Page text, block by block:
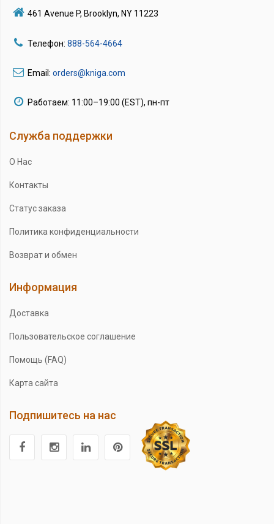
461 Avenue P, Brooklyn, NY 11223
Телефон: 888-564-4664
Email: orders@kniga.com
Работаем: 11:00–19:00 (EST), пн-пт
Служба поддержки
О Нас
Контакты
Статус заказа
Политика конфиденциальности
Возврат и обмен
Информация
Доставка
Пользовательское соглашение
Помощь (FAQ)
Карта сайта
Подпишитесь на нас